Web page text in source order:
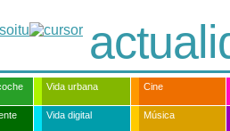
Vida urbana Cine
Vida digital Música